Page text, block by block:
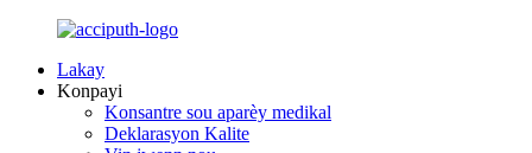
Lakay
Konpayi
Konsantre sou aparèy medikal
Deklarasyon Kalite